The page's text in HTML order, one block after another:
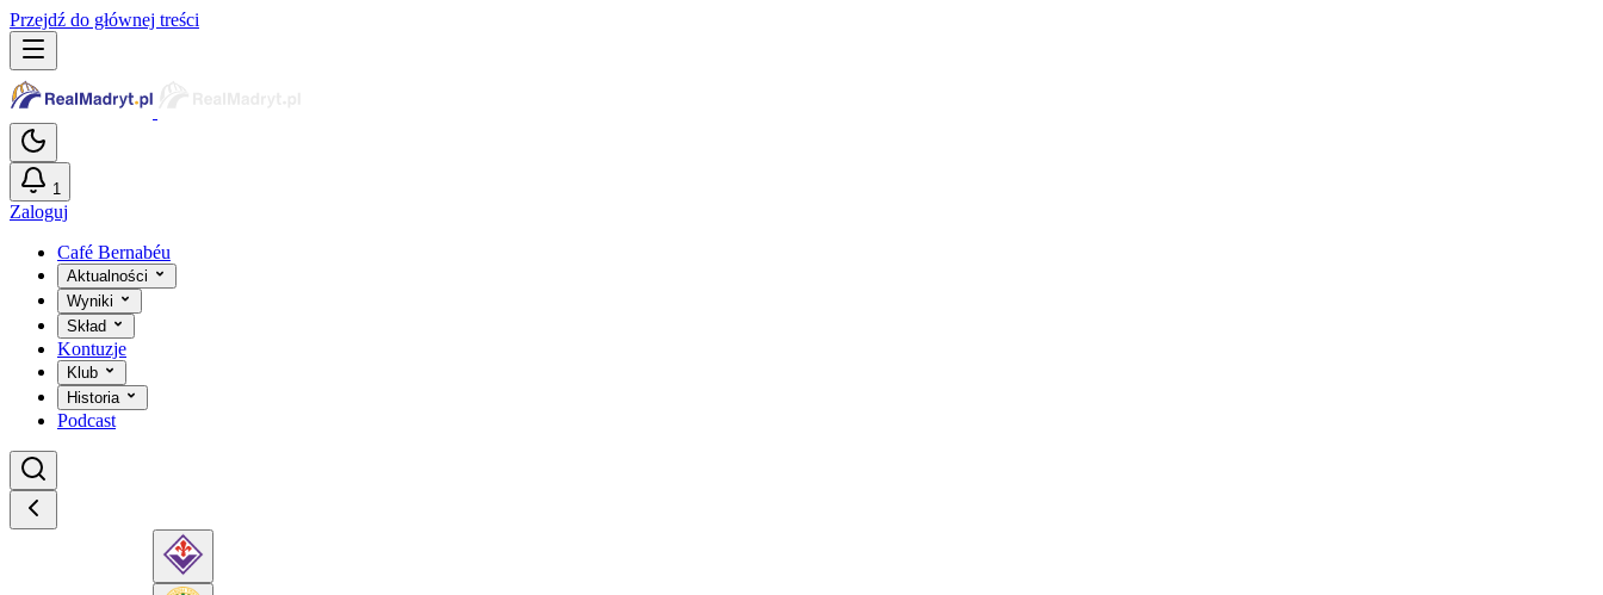
Przejdź do głównej treści
1
Zaloguj
Café Bernabéu
Aktualności
Wyniki
Skład
Kontuzje
Klub
Historia
Podcast